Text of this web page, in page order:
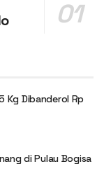
Kg Dibanderol Rp
di Pulau Bogisa